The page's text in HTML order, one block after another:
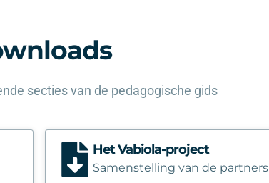
secties van de pedagogische gids
Het Vabiola-project
Samenstelling van de partners